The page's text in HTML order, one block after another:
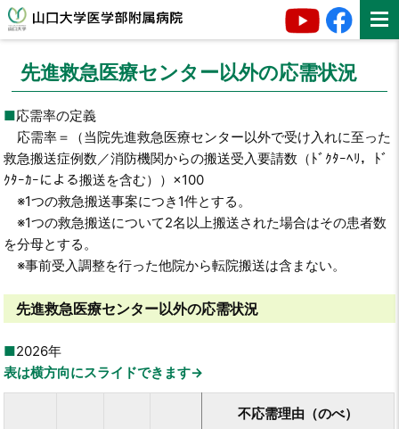
先進救急医療センター以外の応需状況
応需率の定義
応需率＝（当院先進救急医療センター以外で受け入れに至った
救急搬送症例数／消防機関からの搬送受入要請数（ﾄﾞｸﾀｰﾍﾘ，ﾄﾞ
ｸﾀｰｶｰによる搬送を含む））×100
※1つの救急搬送事案につき1件とする。
※1つの救急搬送について2名以上搬送された場合はその患者数
を分母とする。
※事前受入調整を行った他院から転院搬送は含まない。
先進救急医療センター以外の応需状況
2026年
表は横方向にスライドできます→
不応需理由（のべ）